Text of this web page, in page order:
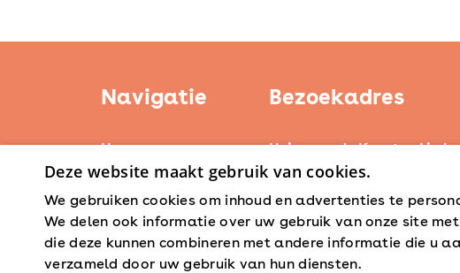
Navigatie
Home
Kerntaken
Actueel
Erfgoedbeleid
Steunpunten
Bezoekadres
Huis voor de Kunsten
Weerstand Roermond
6042 GG Roermond
Deze website maakt gebruik van cookies.
We gebruiken cookies om inhoud en advertenties te
We delen ook informatie over uw gebruik van onze site
die deze kunnen combineren met andere informatie die u
verzameld door uw gebruik van hun diensten.